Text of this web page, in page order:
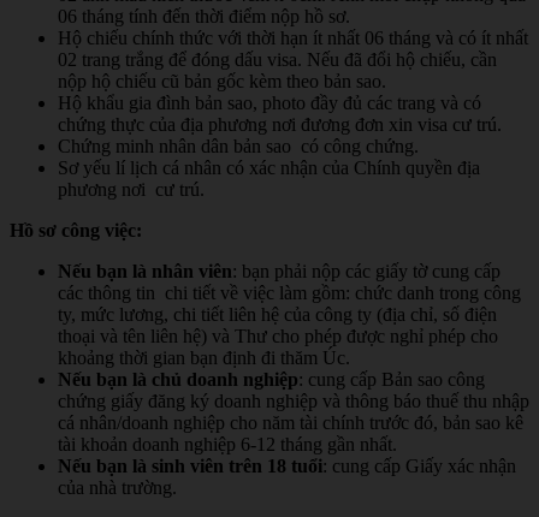
06 tháng tính đến thời điểm nộp hồ sơ.
Hộ chiếu chính thức với thời hạn ít nhất 06 tháng và có ít nhất
02 trang trắng để đóng dấu visa. Nếu đã đổi hộ chiếu, cần
nộp hộ chiếu cũ bản gốc kèm theo bản sao.
Hộ khẩu gia đình bản sao, photo đầy đủ các trang và có
chứng thực của địa phương nơi đương đơn xin visa cư trú.
Chứng minh nhân dân bản sao có công chứng.
Sơ yếu lí lịch cá nhân có xác nhận của Chính quyền địa
phương nơi cư trú.
Hồ sơ công việc:
Nếu bạn là nhân viên: bạn phải nộp các giấy tờ cung cấp
các thông tin chi tiết về việc làm gồm: chức danh trong công
ty, mức lương, chi tiết liên hệ của công ty (địa chỉ, số điện
thoại và tên liên hệ) và Thư cho phép được nghỉ phép cho
khoảng thời gian bạn định đi thăm Úc.
Nếu bạn là chủ doanh nghiệp: cung cấp Bản sao công
chứng giấy đăng ký doanh nghiệp và thông báo thuế thu nhập
cá nhân/doanh nghiệp cho năm tài chính trước đó, bản sao kê
tài khoản doanh nghiệp 6-12 tháng gần nhất.
Nếu bạn là sinh viên trên 18 tuổi: cung cấp Giấy xác nhận
của nhà trường.